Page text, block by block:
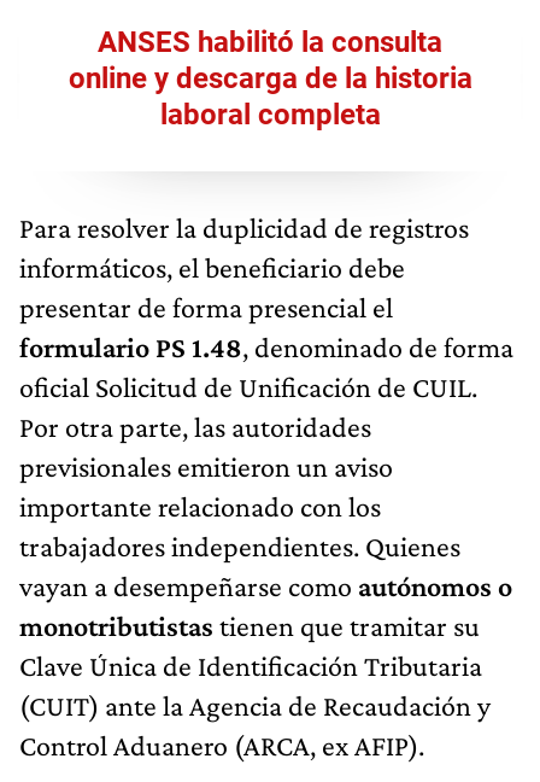
ANSES habilitó la consulta
online y descarga de la historia
laboral completa
Para resolver la duplicidad de registros
informáticos, el beneficiario debe
presentar de forma presencial el
formulario PS 1.48, denominado de forma
oficial Solicitud de Unificación de CUIL.
Por otra parte, las autoridades
previsionales emitieron un aviso
importante relacionado con los
trabajadores independientes. Quienes
vayan a desempeñarse como autónomos o
monotributistas tienen que tramitar su
Clave Única de Identificación Tributaria
(CUIT) ante la Agencia de Recaudación y
Control Aduanero (ARCA, ex AFIP).